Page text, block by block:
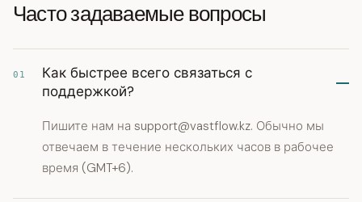
Часто задаваемые вопросы
01
Как быстрее всего связаться с
поддержкой?
Пишите нам на support@vastflow.kz. Обычно мы
отвечаем в течение нескольких часов в рабочее
время (GMT+6).